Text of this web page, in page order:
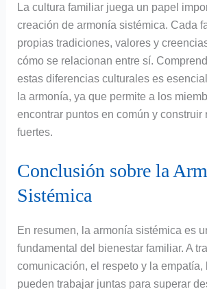
La cultura familiar juega un papel
creación de armonía sistémica. Cada
propias tradiciones, valores y
cómo se relacionan entre sí.
estas diferencias culturales es
la armonía, ya que permite a los
encontrar puntos en común y construir
fuertes.
Conclusión sobre la
Sistémica
En resumen, la armonía sistémica es
fundamental del bienestar familiar. A
comunicación, el respeto y la empatía,
pueden trabajar juntas para superar